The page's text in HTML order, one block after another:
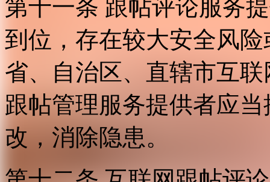
第十一条 跟帖评论服务
到位，存在较大安全风
省、自治区、直辖市互
跟帖管理服务提供者应
改，消除隐患。